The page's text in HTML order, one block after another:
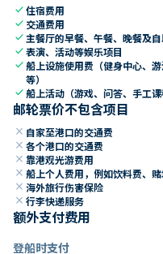
check住宿费用
check 交通费用
check 主餐厅的早餐、午餐、晚餐及
check表演、活动等娱乐项目
check船上设施使用费（健身中心、
等）
check船上活动（游戏、问答、手工课
邮轮票价不包含项目
close 自家至港口的交通费
close 各个港口的交通费
close 靠港观光游费用
close 船上个人费用，例如饮料费、
close 海外旅行伤害保险
close 行李快递服务
额外支付费用
登船时支付